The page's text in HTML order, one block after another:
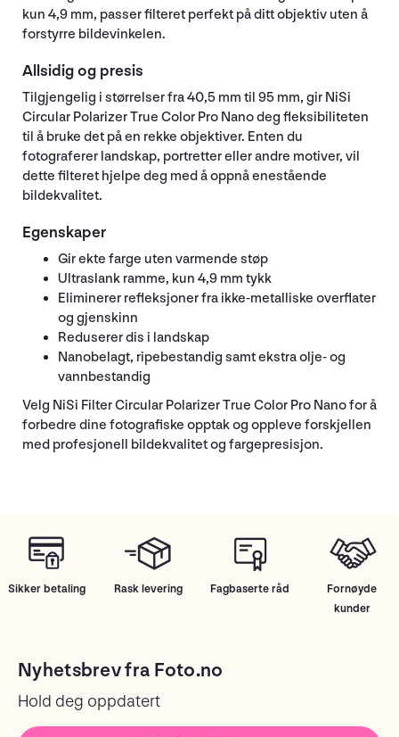
kun 4,9 mm, passer filteret perfekt på ditt objektiv uten å
forstyrre bildevinkelen.
Allsidig og presis
Tilgjengelig i størrelser fra 40,5 mm til 95 mm, gir NiSi
Circular Polarizer True Color Pro Nano deg fleksibiliteten
til å bruke det på en rekke objektiver. Enten du
fotograferer landskap, portretter eller andre motiver, vil
dette filteret hjelpe deg med å oppnå enestående
bildekvalitet.
Egenskaper
Gir ekte farge uten varmende støp
Ultraslank ramme, kun 4,9 mm tykk
Eliminerer refleksjoner fra ikke-metalliske overflater
og gjenskinn
Reduserer dis i landskap
Nanobelagt, ripebestandig samt ekstra olje- og
vannbestandig
Velg NiSi Filter Circular Polarizer True Color Pro Nano for å
forbedre dine fotografiske opptak og oppleve forskjellen
med profesjonell bildekvalitet og fargepresisjon.
Sikker betaling Rask levering Fagbaserte råd
Fornøyde
kunder
Nyhetsbrev fra Foto.no
Hold deg oppdatert